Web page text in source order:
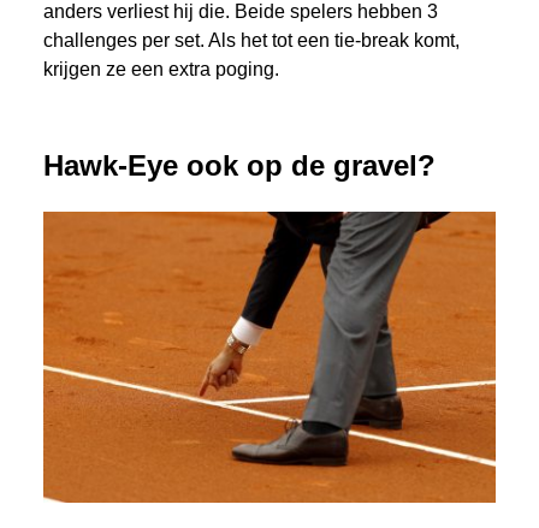
anders verliest hij die. Beide spelers hebben 3
challenges per set. Als het tot een tie-break komt,
krijgen ze een extra poging.
Hawk-Eye ook op de gravel?